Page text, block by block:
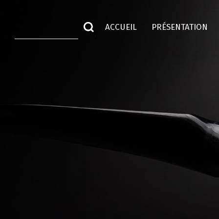
ACCUEIL PRÉSENTATION